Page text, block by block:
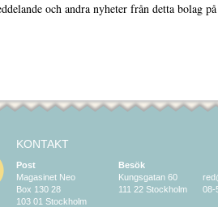
och andra nyheter från detta bolag
KONTAKT
Post
Magasinet Neo
Box 130 28
103 01 Stockholm
Besök
Kungsgatan 60
111 22 Stockholm
08-